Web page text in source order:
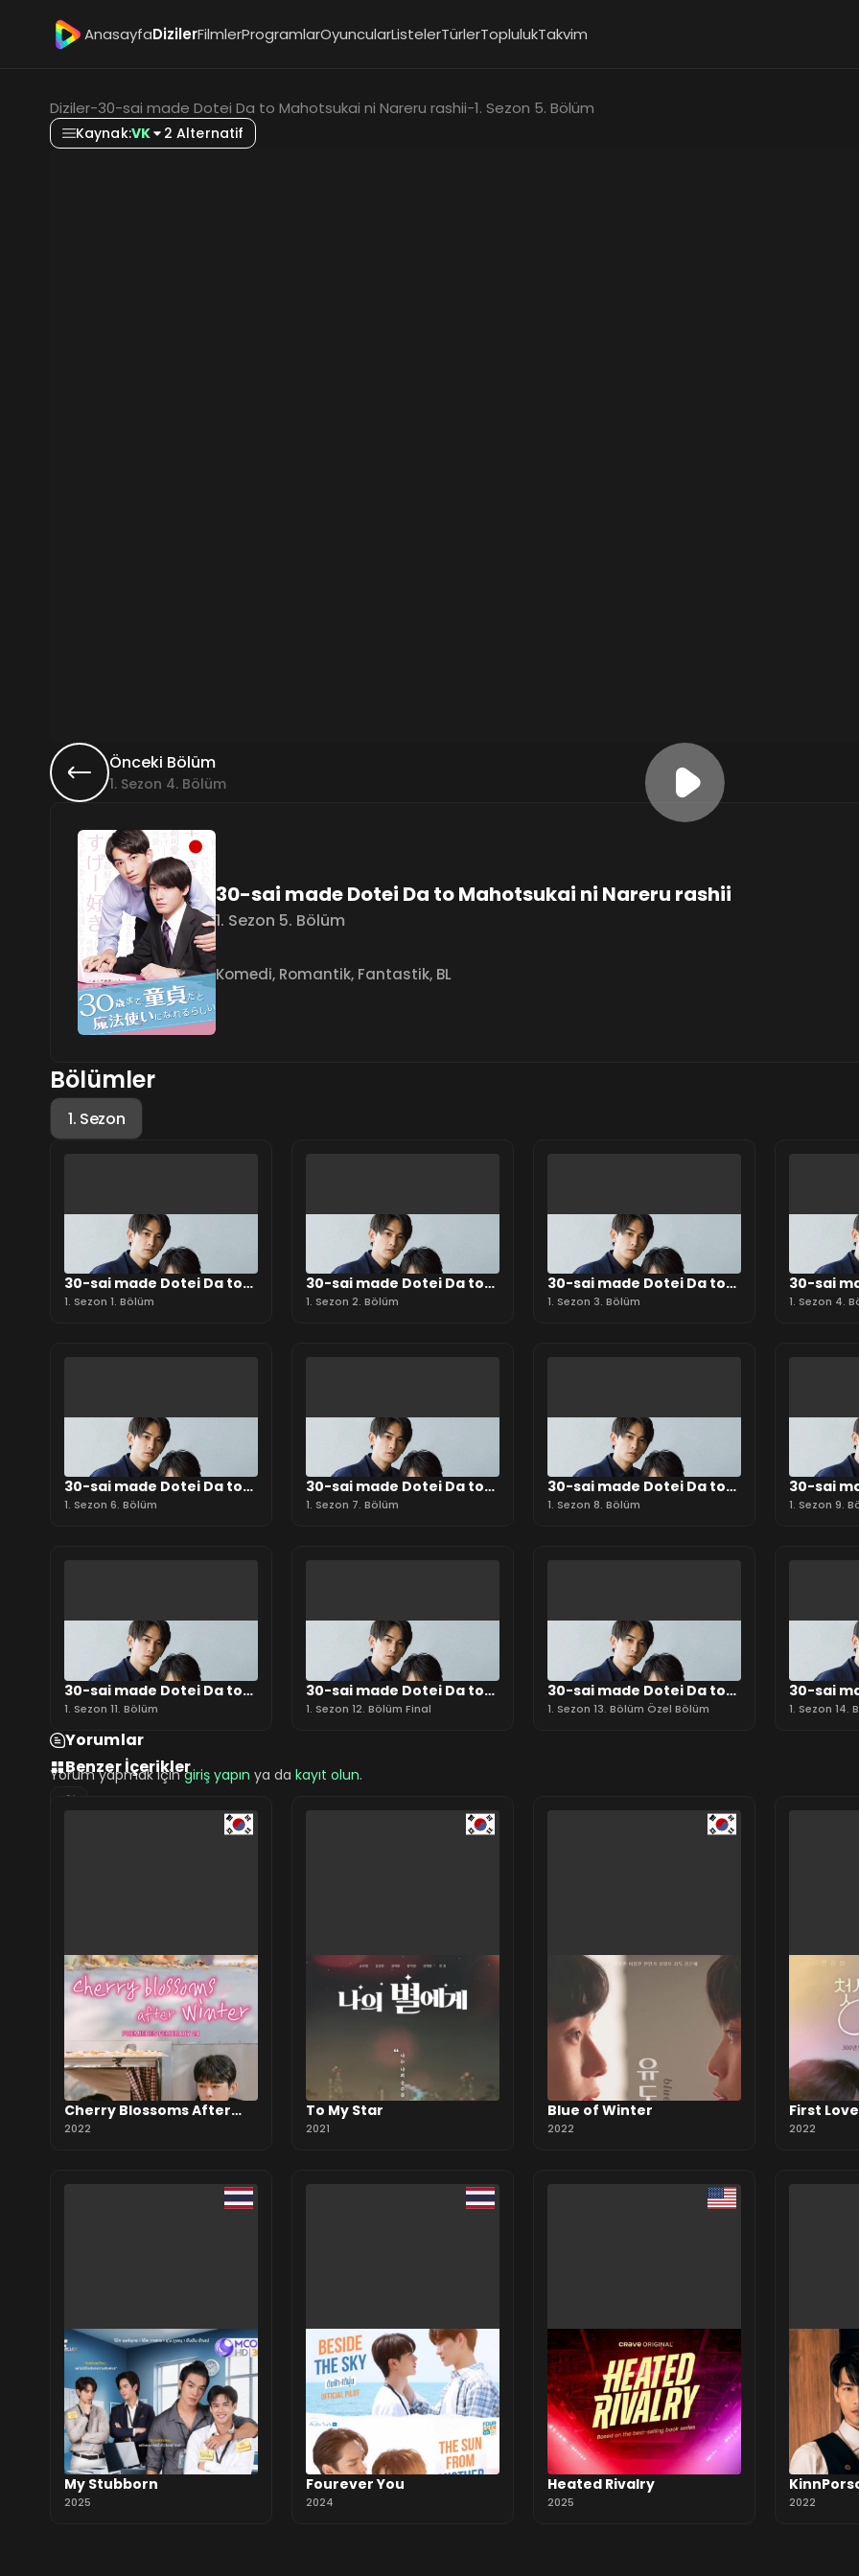
AnasayfaDizilerFilmlerProgramlarOyuncularListelerTürlerToplulukTakvim
Diziler-30-sai made Dotei Da to Mahotsukai ni Nareru rashii-1. Sezon 5. Bölüm
Kaynak:VK 2 Alternatif
Önceki Bölüm
1. Sezon 4. Bölüm
30-sai made Dotei Da to Mahotsukai ni Nareru rashii
1. Sezon 5. Bölüm
Komedi, Romantik, Fantastik, BL
Bölümler
1. Sezon
30-sai made Dotei Da to
Mahotsukai ni Nareru
1. Sezon 1. Bölüm
30-sai made Dotei Da to
Mahotsukai ni Nareru
1. Sezon 2. Bölüm
30-sai made Dotei Da to
Mahotsukai ni Nareru
1. Sezon 3. Bölüm
30-sai
1. Sezon 4.
30-sai made Dotei Da to
Mahotsukai ni Nareru
1. Sezon 6. Bölüm
30-sai made Dotei Da to
Mahotsukai ni Nareru
1. Sezon 7. Bölüm
30-sai made Dotei Da to
Mahotsukai ni Nareru
1. Sezon 8. Bölüm
30-sai
1. Sezon 9.
30-sai made Dotei Da to
Mahotsukai ni Nareru
rashii
1. Sezon 11. Bölüm
30-sai made Dotei Da to
Mahotsukai ni Nareru
1. Sezon 12. Bölüm Final
30-sai made Dotei Da to
Mahotsukai ni Nareru
1. Sezon 13. Bölüm Özel Bölüm
30-sai
1. Sezon 14.
Yorumlar
Yorum yapmak içingiriş yapın ya da kayıt olun.
Benzer İçerikler
Cherry Blossoms After
Winter
2022
To My Star
2021
Blue of Winter
2022
First
2022
My Stubborn
2025
Fourever You
2024
Heated Rivalry
2025 2022